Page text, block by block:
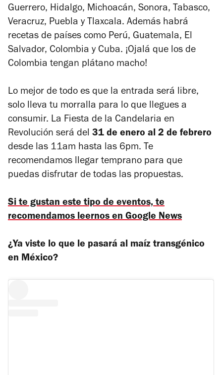
Guerrero, Hidalgo, Michoacán, Sonora, Tabasco,
Veracruz, Puebla y Tlaxcala. Además habrá
recetas de países como Perú, Guatemala, El
Salvador, Colombia y Cuba. ¡Ojalá que los de
Colombia tengan plátano macho!
Lo mejor de todo es que la entrada será libre,
solo lleva tu morralla para lo que llegues a
consumir. La Fiesta de la Candelaria en
Revolución será del 31 de enero al 2 de febrero
desde las 11am hasta las 6pm. Te
recomendamos llegar temprano para que
puedas disfrutar de todas las propuestas.
Si te gustan este tipo de eventos, te
recomendamos leernos en Google News
¿Ya viste lo que le pasará al maíz transgénico
en México?